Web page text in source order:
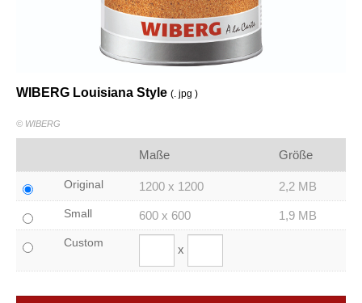
WIBERG Louisiana Style (. jpg )
© WIBERG
Maße Größe
Original 1200 x 1200 2,2 MB
Small 600 x 600 1,9 MB
Custom x